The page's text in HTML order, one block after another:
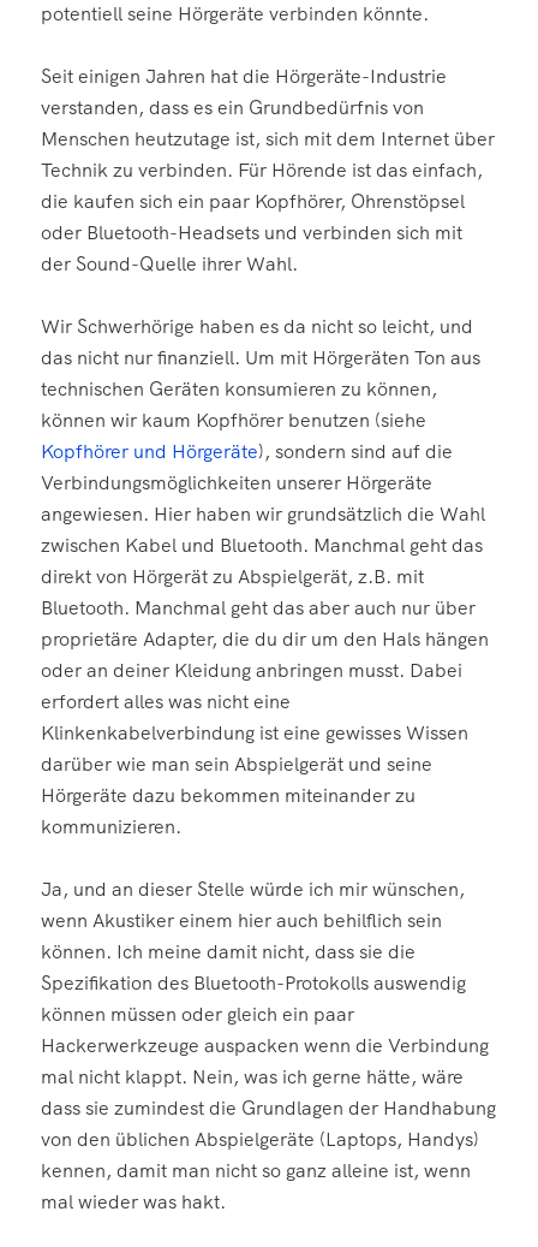
potentiell seine Hörgeräte verbinden könnte.
Seit einigen Jahren hat die Hörgeräte-Industrie
verstanden, dass es ein Grundbedürfnis von
Menschen heutzutage ist, sich mit dem Internet über
Technik zu verbinden. Für Hörende ist das einfach,
die kaufen sich ein paar Kopfhörer, Ohrenstöpsel
oder Bluetooth-Headsets und verbinden sich mit
der Sound-Quelle ihrer Wahl.
Wir Schwerhörige haben es da nicht so leicht, und
das nicht nur finanziell. Um mit Hörgeräten Ton aus
technischen Geräten konsumieren zu können,
können wir kaum Kopfhörer benutzen (siehe
Kopfhörer und Hörgeräte), sondern sind auf die
Verbindungsmöglichkeiten unserer Hörgeräte
angewiesen. Hier haben wir grundsätzlich die Wahl
zwischen Kabel und Bluetooth. Manchmal geht das
direkt von Hörgerät zu Abspielgerät, z.B. mit
Bluetooth. Manchmal geht das aber auch nur über
proprietäre Adapter, die du dir um den Hals hängen
oder an deiner Kleidung anbringen musst. Dabei
erfordert alles was nicht eine
Klinkenkabelverbindung ist eine gewisses Wissen
darüber wie man sein Abspielgerät und seine
Hörgeräte dazu bekommen miteinander zu
kommunizieren.
Ja, und an dieser Stelle würde ich mir wünschen,
wenn Akustiker einem hier auch behilflich sein
können. Ich meine damit nicht, dass sie die
Spezifikation des Bluetooth-Protokolls auswendig
können müssen oder gleich ein paar
Hackerwerkzeuge auspacken wenn die Verbindung
mal nicht klappt. Nein, was ich gerne hätte, wäre
dass sie zumindest die Grundlagen der Handhabung
von den üblichen Abspielgeräte (Laptops, Handys)
kennen, damit man nicht so ganz alleine ist, wenn
mal wieder was hakt.